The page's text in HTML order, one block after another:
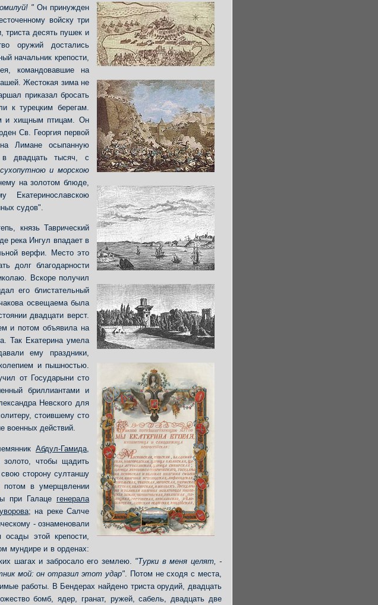
" Он принужден
войску три
триста десять пушек и
оружий достались
начальник крепости,
командовавшие на
Жестокая зима не
приказал бросать
к турецким берегам.
и хищным птицам. Он
Св. Георгия первой
Лимане осыпанную
двадцать тысяч, с
и морскою
на золотом блюде,
судов".
князь Таврический
река Ингул впадает в
верфи. Место это
долг благодарности
Вскоре получил
его блистательный
освещаема была
двадцати верст.
и потом объявила на
Так Екатерина умела
ему праздники,
и пышностью.
от Государыни сто
бриллиантами и
Невского для
стоившему сто
военных действий.
Абдул-Гамида
чтобы щадить
сторону султаншу
потом в умерщвлении
при Галаце генерала
; на реке Салче
- ознаменовали
этой крепости,
мундире и в орденах:
шагах и забросало его землею. "Турки в меня целят, -
мой: он отразил этот удар". Потом не сходя с места,
работы. В Бендерах найдено триста орудий, двадцать
бомб, ядер, гранат, ружей, сабель, двадцать две